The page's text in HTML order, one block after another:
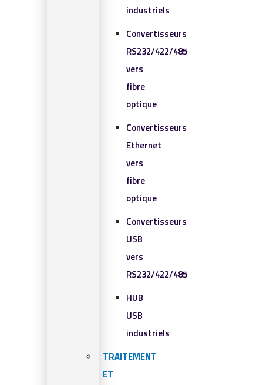
industriels
Convertisseurs
RS232/422/485
vers
fibre
optique
Convertisseurs
Ethernet
vers
fibre
optique
Convertisseurs
USB
vers
RS232/422/485
HUB
USB
industriels
TRAITEMENT
ET